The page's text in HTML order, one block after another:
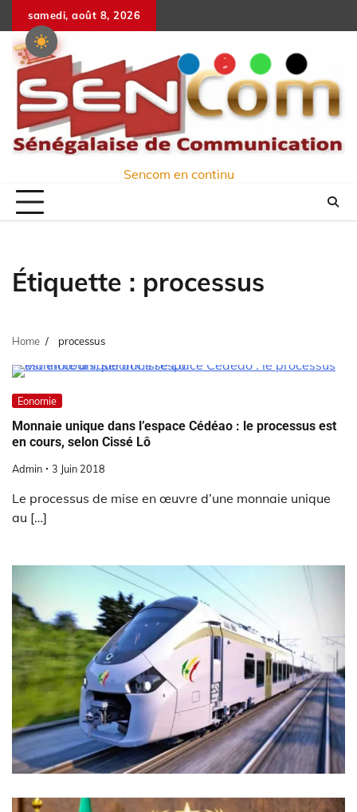
to
content
samedi, août 8, 2026
Sencom en continu
Étiquette : processus
Home processus
Eonomie
Monnaie unique dans l’espace Cédéao : le processus est
en cours, selon Cissé Lô
Admin 3 Juin 2018
Le processus de mise en œuvre d’une monnaie unique
au […]